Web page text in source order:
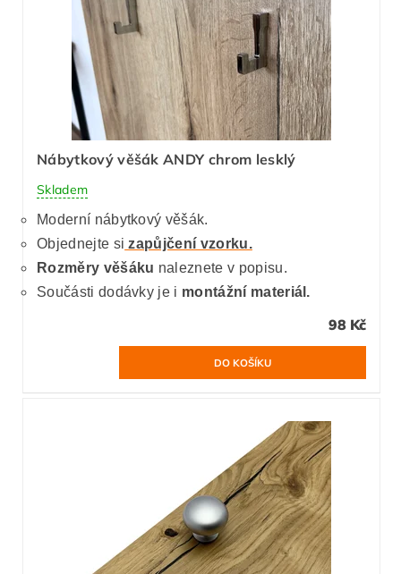
Nábytkový věšák ANDY chrom lesklý
Skladem
Moderní nábytkový věšák.
Objednejte si zapůjčení vzorku.
Rozměry věšáku naleznete v popisu.
Součásti dodávky je i montážní materiál.
98 Kč